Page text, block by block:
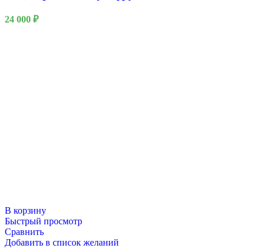
24 000 ₽
В корзину
Быстрый просмотр
Сравнить
Добавить в список желаний